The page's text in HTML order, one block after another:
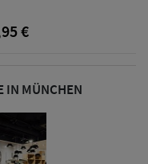
€
IN MÜNCHEN